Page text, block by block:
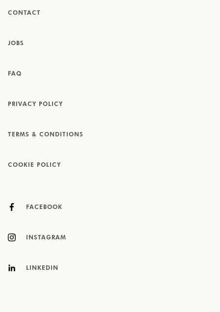
CONTACT
JOBS
FAQ
PRIVACY POLICY
TERMS & CONDITIONS
COOKIE POLICY
FACEBOOK
INSTAGRAM
LINKEDIN